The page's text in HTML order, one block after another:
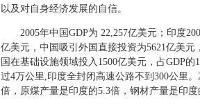
以及对自身经济发展的自信。
2005年中国GDP为 22,257亿美元；印度
亿美元，中国吸引外国直接投资为5621亿美
国在基础设施领域投入1500亿美元，占GDP
过4万公里,印度全封闭高速公路不到300公里
倍，原煤产量是印度的5.3倍，钢材产量是印